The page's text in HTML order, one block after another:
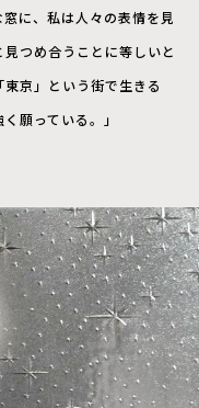
に、私は人々の表情を見
つめ合うことに等しいと
京」という街で生きる
願っている。」